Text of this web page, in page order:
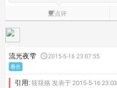
点评
流光夜雫 2015-5-16 23:07:55
番长
引用:筱筱殇 发表于 2015-5-16 23:03